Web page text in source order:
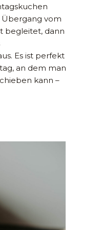
Übergang vom
begleitet, dann
Es ist perfekt
an dem man
kann –